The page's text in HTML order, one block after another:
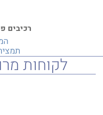
רכיבים
לקוחות